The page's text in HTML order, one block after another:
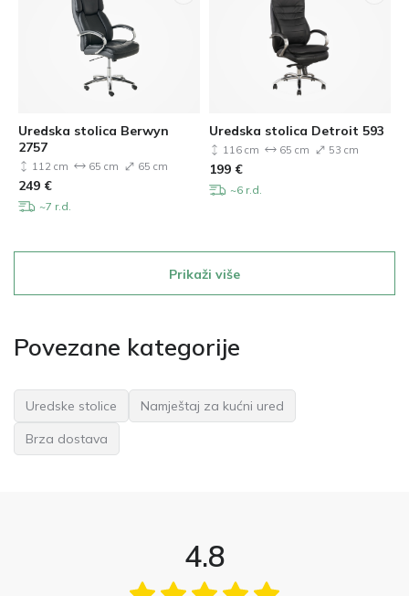
Uredska stolica Berwyn
2757
112 cm 65 cm 65 cm
249 €
~7 r.d.
Uredska stolica Detroit 593
116 cm 65 cm 53 cm
199 €
~6 r.d.
Prikaži više
Povezane kategorije
Uredske stolice
Namještaj za kućni ured
Brza dostava
4.8